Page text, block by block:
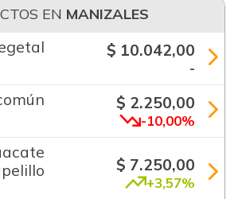
EN MANIZALES
$ 10.042,00
-
$ 2.250,00
-10,00%
$ 7.250,00
+3,57%